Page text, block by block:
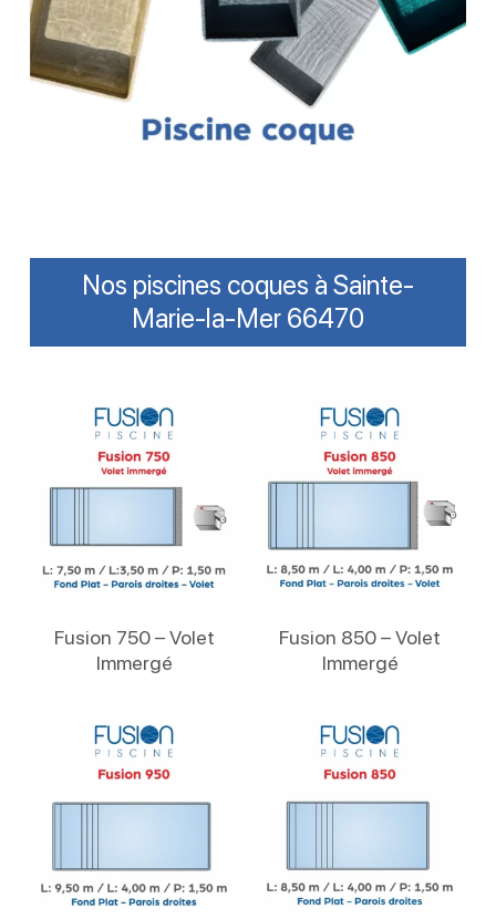
Nos piscines coques à Sainte-
Marie-la-Mer 66470
Fusion 750 – Volet
Immergé
Fusion 850 – Volet
Immergé